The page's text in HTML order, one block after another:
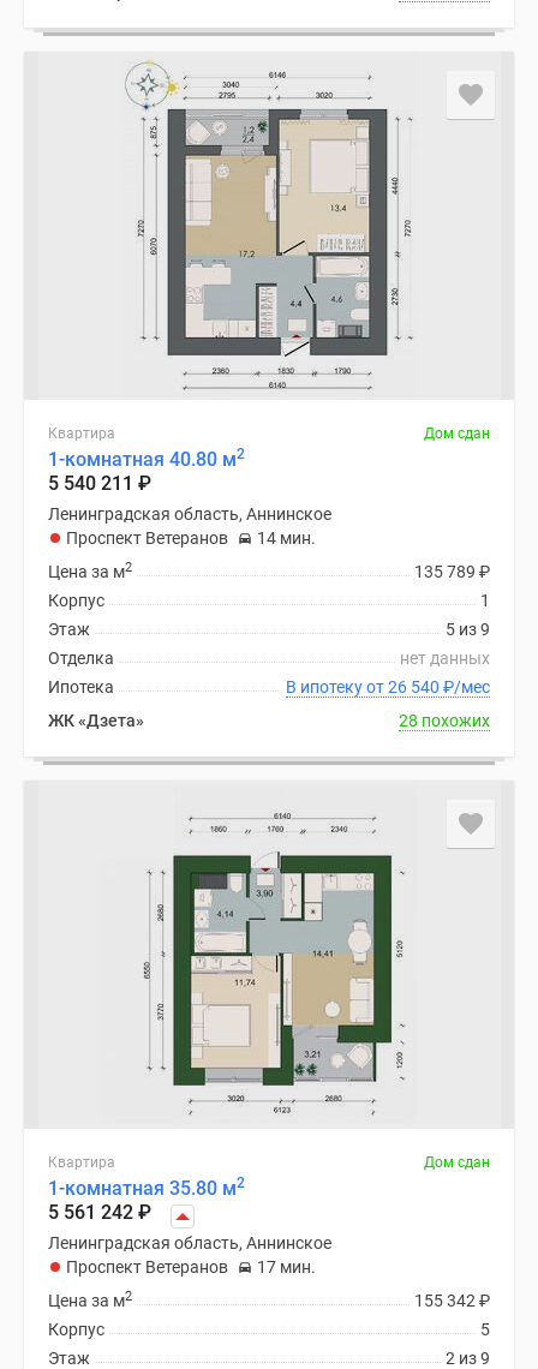
Квартира Дом сдан
1-комнатная 40.80 м2
5 540 211 ₽
Ленинградская область, Аннинское
Проспект Ветеранов
14 мин.
135 789 ₽
Цена за м2
1
Корпус
5 из 9
Этаж
нет данных
Отделка
В ипотеку от 26 540 ₽/мес
Ипотека
ЖК «Дзета»
28 похожих
Квартира Дом сдан
1-комнатная 35.80 м2
5 561 242 ₽
Ленинградская область, Аннинское
Проспект Ветеранов
17 мин.
155 342 ₽
Цена за м2
5
Корпус
2 из 9
Этаж